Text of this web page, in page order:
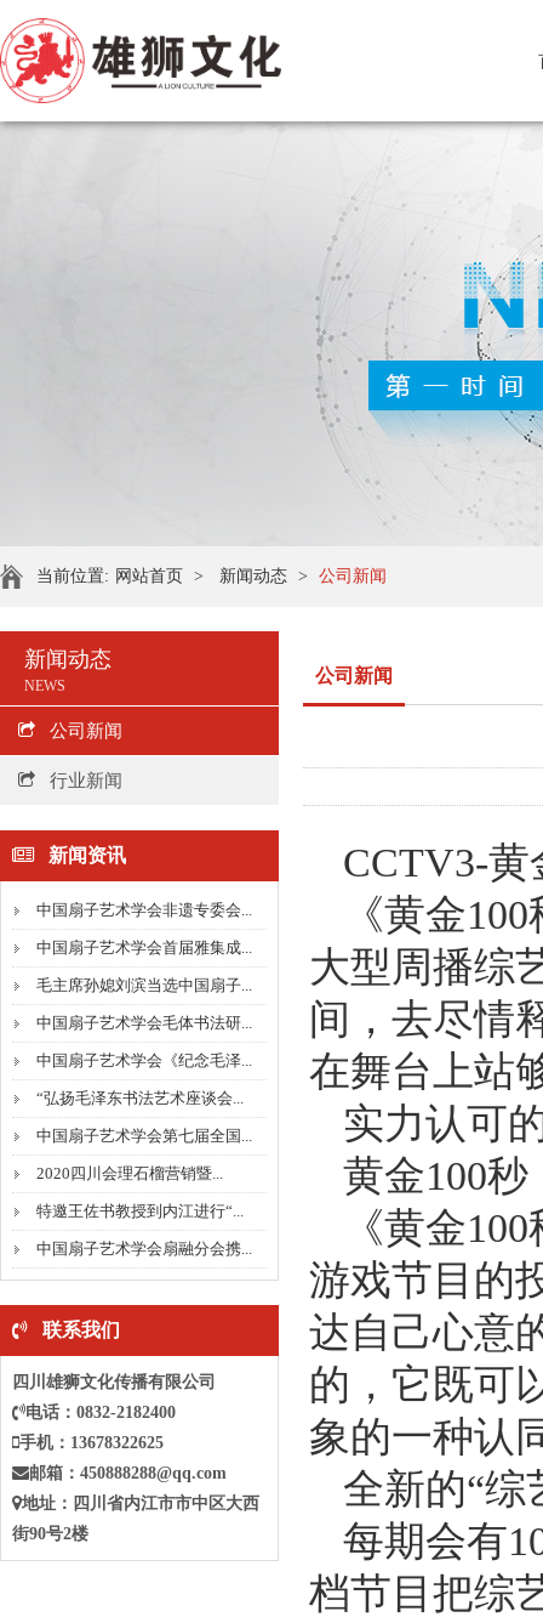
当前位置: 网站首页 > 新闻动态 > 公司新闻
新闻动态
NEWS
公司新闻
行业新闻
新闻资讯
中国扇子艺术学会非遗专委会...
中国扇子艺术学会首届雅集成...
毛主席孙媳刘滨当选中国扇子...
中国扇子艺术学会毛体书法研...
中国扇子艺术学会《纪念毛泽...
“弘扬毛泽东书法艺术座谈会...
中国扇子艺术学会第七届全国...
2020四川会理石榴营销暨...
特邀王佐书教授到内江进行“...
中国扇子艺术学会扇融分会携...
联系我们
四川雄狮文化传播有限公司
电话：0832-2182400
手机：13678322625
邮箱： 450888288@qq.com
地址：四川省内江市市中 区大西
街90号2楼
公司新闻
CCTV3-黄
《黄金
大型周播综
间，去尽情
在舞台上站
实力认可
黄金100秒
《黄金
游戏节目的
达自己心意
的，它既可
象的一种认
全新的“综
每期会有
档节目把综